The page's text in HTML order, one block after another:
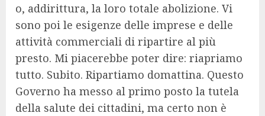
o, addirittura, la loro totale abolizione. Vi
sono poi le esigenze delle imprese e delle
attività commerciali di ripartire al più
presto. Mi piacerebbe poter dire: riapriamo
tutto. Subito. Ripartiamo domattina. Questo
Governo ha messo al primo posto la tutela
della salute dei cittadini, ma certo non è